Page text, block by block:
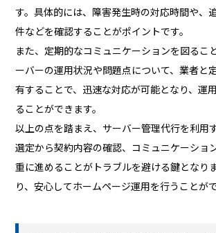
す。具体的には、障害発生時の対応時間や、
件などを確認することがポイントです。
また、定期的なコミュニケーションを図るこ
ーバーの運用状況や問題点について、業者と
有することで、迅速な対応が可能となり、運
ることができます。
以上の点を踏まえ、サーバー管理代行を利用
選定から契約内容の確認、コミュニケーショ
重に進めることがトラブルを避ける鍵となり
り、安心してホームページ運用を行うことが